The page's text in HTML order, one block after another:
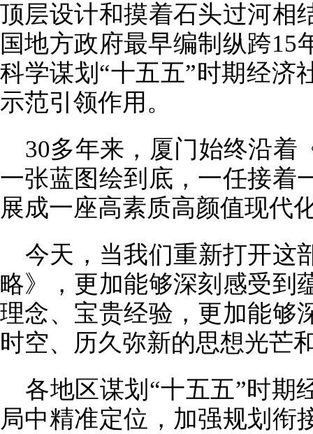
顶层设计和摸着石头过河相
国地方政府最早编制纵跨15
科学谋划“十五五”时期经济
示范引领作用。
30多年来，厦门始终沿着
一张蓝图绘到底，一任接着
展成一座高素质高颜值现代
今天，当我们重新打开这
略》，更加能够深刻感受到
理念、宝贵经验，更加能够
时空、历久弥新的思想光芒
各地区谋划“十五五”时期
局中精准定位，加强规划衔